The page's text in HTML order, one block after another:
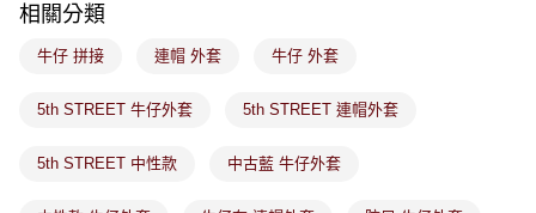
【注意事項】
易，需依本服務之必要範圍內提供個人資料，並將交易相關給付款項請求債
２．關於個人資料處理事宜，請瀏覽以下網址：
「AFTEE先享後付」，若未經同意申辦者引起之損失，本公司不負相關責
7-11取貨付款
免運費
宅配
相關分類
牛仔 拼接 連帽 外套 牛仔 外套
5th STREET 牛仔外套 5th STREET 連帽外套
5th STREET 中性款 中古藍 牛仔外套